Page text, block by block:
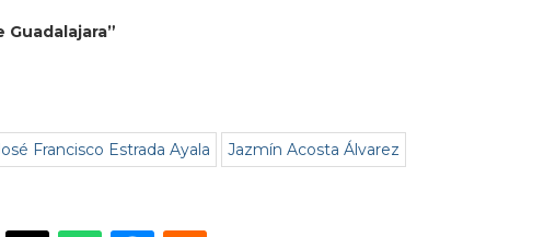
Francisco Estrada Ayala
Jazmín Acosta Álvarez